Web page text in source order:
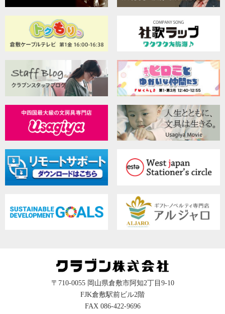
〒710-0055 岡山県倉敷市阿知2丁目9-10
FJK倉敷駅前ビル2階
FAX 086-422-9696